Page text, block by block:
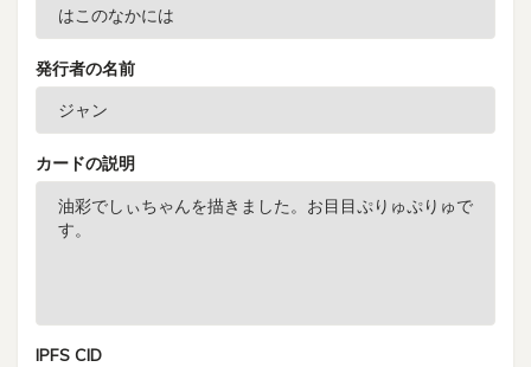
発行者の名前
カードの説明
IPFS CID